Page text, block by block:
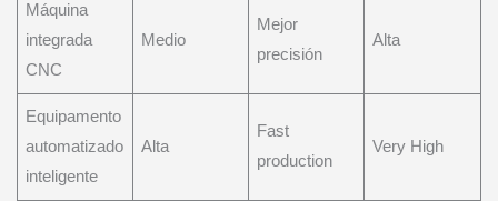
Máquina
integrada
CNC
Medio
Mejor
precisión
Alta
Equipamento
automatizado
inteligente
Alta
Fast
production
Very High